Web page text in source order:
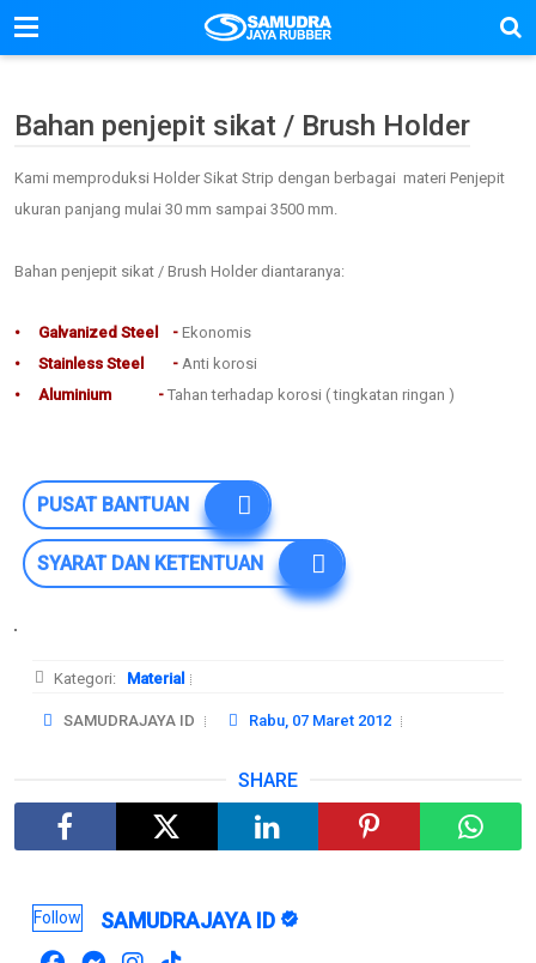
Bahan penjepit sikat / Brush Holder
Kami memproduksi Holder Sikat Strip dengan berbagai materi Penjepit
ukuran panjang mulai 30 mm sampai 3500 mm.
Bahan penjepit sikat / Brush Holder diantaranya:
• Galvanized Steel - Ekonomis
• Stainless Steel - Anti korosi
• Aluminium - Tahan terhadap korosi ( tingkatan ringan )
PUSAT BANTUAN
SYARAT DAN KETENTUAN
Kategori: Material
SAMUDRAJAYA ID Rabu, 07 Maret 2012
SHARE
Follow SAMUDRAJAYA ID